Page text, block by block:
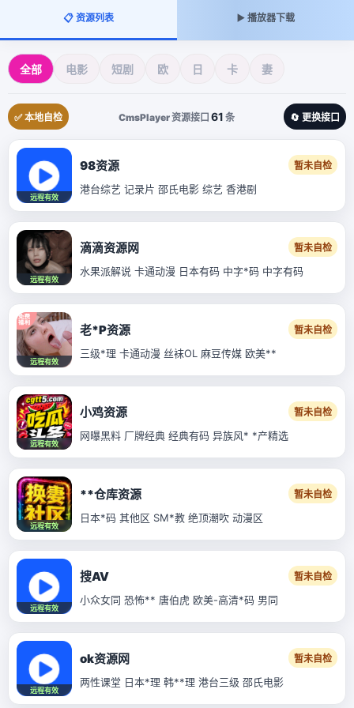
📋 资源列表 ▶️ 播放器下载
全部 电影 短剧 欧 日 卡 妻
✅ 本地自检 CmsPlayer 资源接口 61 条 🔄 更换接口
远程有效
98资源 暂未自检
港台综艺 记录片 邵氏电影 综艺 香港剧
远程有效
滴滴资源网 暂未自检
水果派解说 卡通动漫 日本有码 中字*码 中字有码
远程有效
老*P资源 暂未自检
三级*理 卡通动漫 丝袜OL 麻豆传媒 欧美**
远程有效
小鸡资源 暂未自检
网曝黑料 厂牌经典 经典有码 异族风* *产精选
远程有效
**仓库资源 暂未自检
日本*码 其他区 SM*教 绝顶潮吹 动漫区
远程有效
搜AV 暂未自检
小众女同 恐怖** 唐伯虎 欧美-高清*码 男同
远程有效
ok资源网 暂未自检
两性课堂 日本*理 韩**理 港台三级 邵氏电影